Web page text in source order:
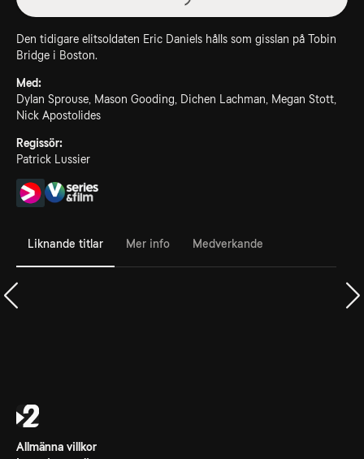
Den tidigare elitsoldaten Eric Daniels hålls som gisslan på Tobin
Bridge i Boston.
Med:
Dylan Sprouse, Mason Gooding, Dichen Lachman, Megan Stott,
Nick Apostolides
Regissör:
Patrick Lussier
Liknande titlar Mer info Medverkande
Allmänna villkor